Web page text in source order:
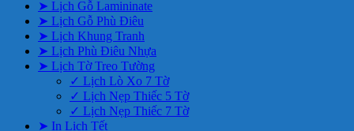
➤ Lịch Gỗ Lamininate
➤ Lịch Gỗ Phù Điêu
➤ Lịch Khung Tranh
➤ Lịch Phù Điêu Nhựa
➤ Lịch Tờ Treo Tường
✓ Lịch Lò Xo 7 Tờ
✓ Lịch Nẹp Thiếc 5 Tờ
✓ Lịch Nẹp Thiếc 7 Tờ
➤ In Lịch Tết